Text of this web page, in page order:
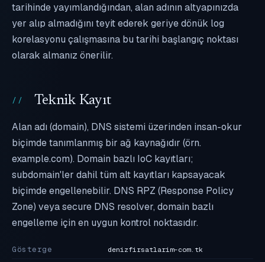
tarihinde yayımlandığından, alan adının altyapınızda
yer alıp almadığını teyit ederek geriye dönük log
korelasyonu çalışmasına bu tarihi başlangıç noktası
olarak almanız önerilir.
Teknik Kayıt
Alan adı (domain), DNS sistemi üzerinden insan-okur
biçimde tanımlanmış bir ağ kaynağıdır (örn.
example.com). Domain bazlı IoC kayıtları;
subdomain'ler dahil tüm alt kayıtları kapsayacak
biçimde engellenebilir. DNS RPZ (Response Policy
Zone) veya secure DNS resolver, domain bazlı
engelleme için en uygun kontrol noktasıdır.
Gösterge denizfirsatlarim-com.tk